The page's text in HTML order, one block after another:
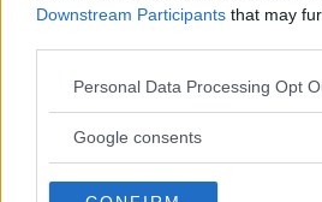
Downstream Participants that may
Please note that this website/app
not limited to your visit or usage
use your data for below specified
Personal Data Processing Opt
Google consents
La signora